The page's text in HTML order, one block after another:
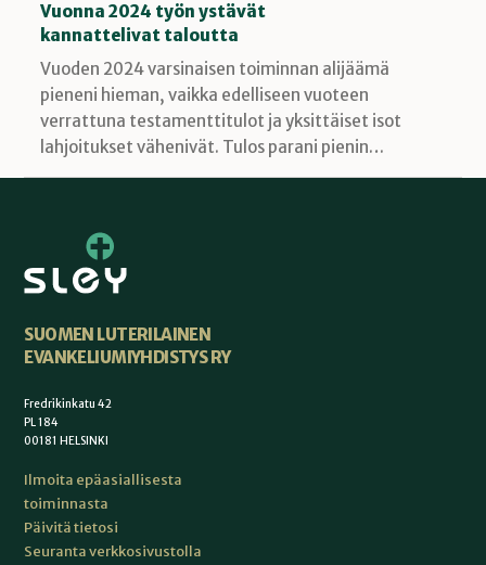
Vuonna 2024 työn ystävät
kannattelivat taloutta
Vuoden 2024 varsinaisen toiminnan alijäämä
pieneni hieman, vaikka edelliseen vuoteen
verrattuna testamenttitulot ja yksittäiset isot
lahjoitukset vähenivät. Tulos parani pienin…
SUOMEN LUTERILAINEN
EVANKELIUMIYHDISTYS RY
Fredrikinkatu 42
PL 184
00181 HELSINKI
Ilmoita epäasiallisesta
toiminnasta
Päivitä tietosi
Seuranta verkkosivustolla